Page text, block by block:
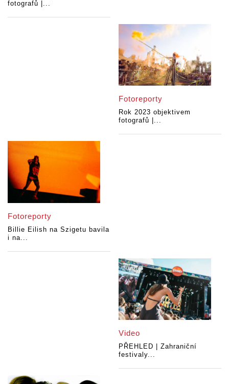
fotografů |...
Fotoreporty
Rok 2023 objektivem
fotografů |...
Fotoreporty
Billie Eilish na Szigetu bavila
i na...
Video
PŘEHLED | Zahraniční
festivaly...